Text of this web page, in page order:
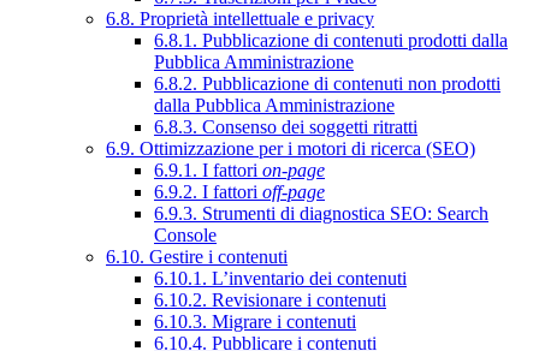
6.8. Proprietà intellettuale e privacy
6.8.1. Pubblicazione di contenuti prodotti dalla
Pubblica Amministrazione
6.8.2. Pubblicazione di contenuti non prodotti
dalla Pubblica Amministrazione
6.8.3. Consenso dei soggetti ritratti
6.9. Ottimizzazione per i motori di ricerca (SEO)
6.9.1. I fattori on-page
6.9.2. I fattori off-page
6.9.3. Strumenti di diagnostica SEO: Search
Console
6.10. Gestire i contenuti
6.10.1. L’inventario dei contenuti
6.10.2. Revisionare i contenuti
6.10.3. Migrare i contenuti
6.10.4. Pubblicare i contenuti